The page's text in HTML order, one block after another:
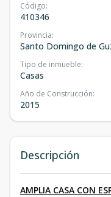
Código:
410346
Provincia:
Santo Domingo de
Tipo de inmueble:
Casas
Año de Construcción:
2015
Descripción
AMPLIA CASA CON